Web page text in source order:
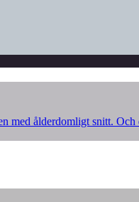
ålderdomligt snitt.